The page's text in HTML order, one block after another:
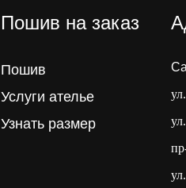
Пошив на заказ
Пошив
Услуги ателье
Узнать размер